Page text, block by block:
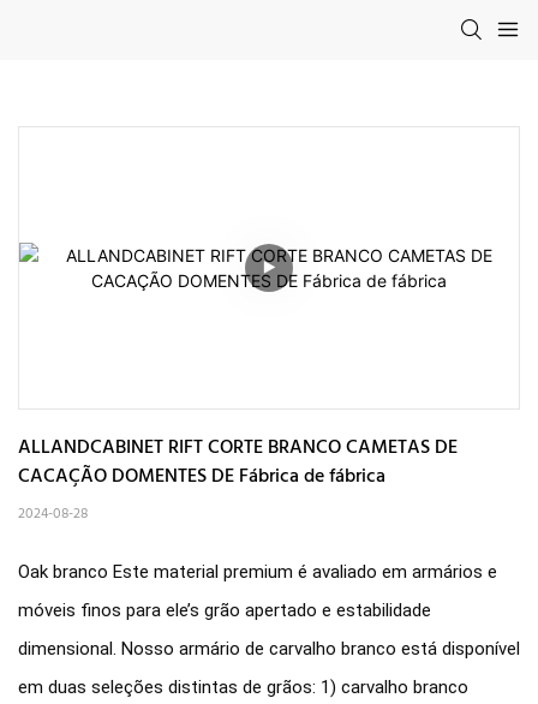
ALLANDCABINET RIFT CORTE BRANCO CAMETAS DE
CACAÇÃO DOMENTES DE Fábrica de fábrica
2024-08-28
Oak branco Este material premium é avaliado em armários e
móveis finos para ele’s grão apertado e estabilidade
dimensional. Nosso armário de carvalho branco está disponível
em duas seleções distintas de grãos: 1) carvalho branco